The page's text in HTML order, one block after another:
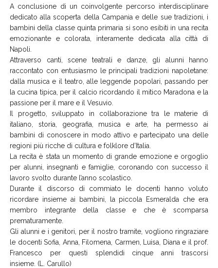
A conclusione di un coinvolgente percorso interdisciplinare
dedicato alla scoperta della Campania e delle sue tradizioni, i
bambini della classe quinta primaria si sono esibiti in una recita
emozionante e colorata, interamente dedicata alla città di
Napoli.
Attraverso canti, scene teatrali e danze, gli alunni hanno
raccontato con entusiasmo le principali tradizioni napoletane:
dalla musica e il teatro, alle leggende popolari, passando per
la cucina tipica, per il calcio ricordando il mitico Maradona e la
passione per il mare e il Vesuvio.
Il progetto, sviluppato in collaborazione tra le materie di
italiano, storia, geografia, musica e arte, ha permesso ai
bambini di conoscere in modo attivo e partecipato una delle
regioni più ricche di cultura e folklore d’Italia.
La recita è stata un momento di grande emozione e orgoglio
per alunni, insegnanti e famiglie, coronando con successo il
lavoro svolto durante l’anno scolastico.
Durante il discorso di commiato le docenti hanno voluto
ricordare insieme ai bambini, la piccola Esmeralda che era
membro integrante della classe e che è scomparsa
prematuramente.
Gli alunni e i genitori, per il nostro tramite, vogliono ringraziare
le docenti Sofia, Anna, Filomena, Carmen, Luisa, Diana e il prof.
Francesco per questi splendidi cinque anni trascorsi
insieme. (L. Carullo)